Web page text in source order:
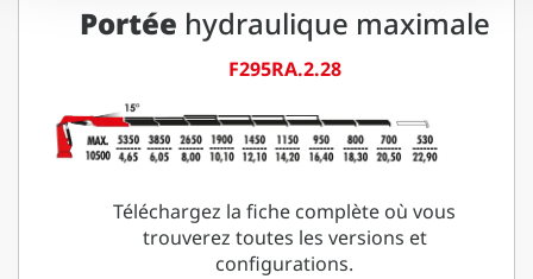
Portée hydraulique maximale
F295RA.2.28
Téléchargez la fiche complète où vous
trouverez toutes les versions et
configurations.